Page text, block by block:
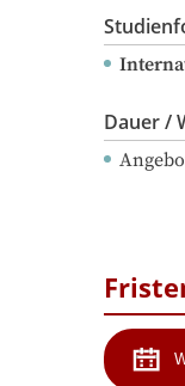
Dauer /